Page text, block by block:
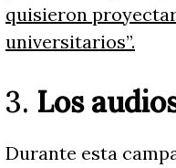
quisieron
universitarios”.
3. Los
Durante esta